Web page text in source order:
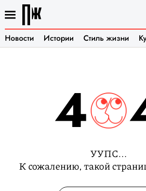
Новости Истории Стиль жизни
4
УУПС...
К сожалению, такой